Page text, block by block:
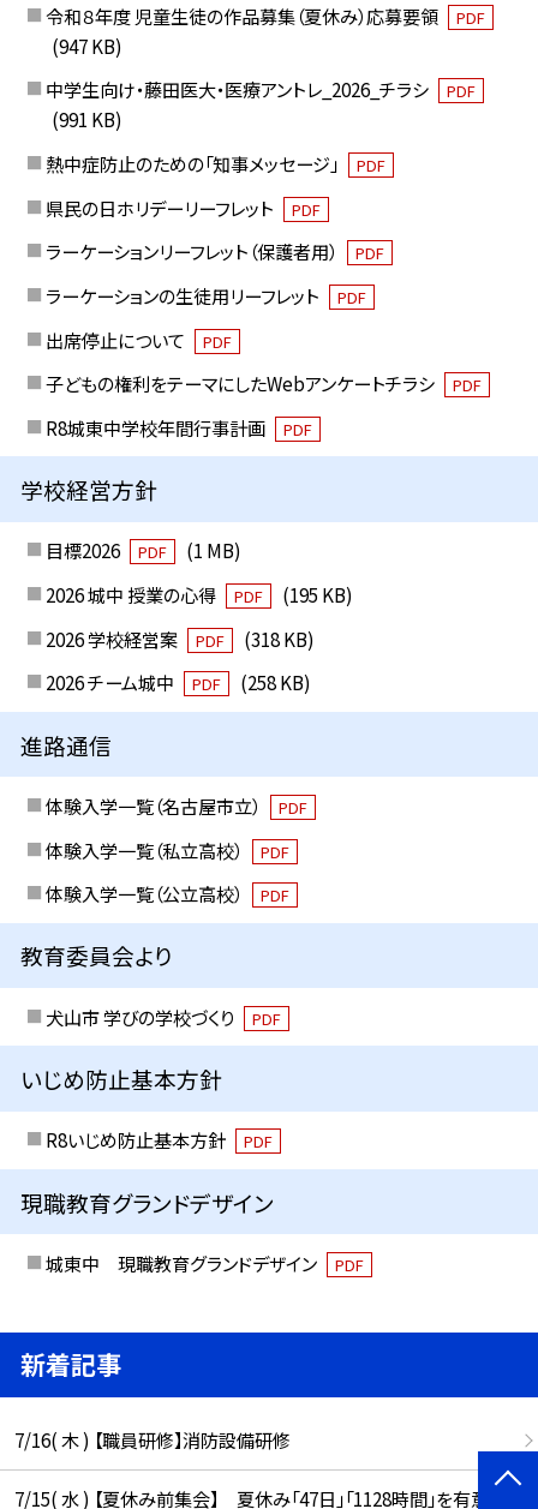
令和８年度 児童生徒の作品募集（夏休み）応募要領 PDF
(947 KB)
中学生向け・藤田医大・医療アントレ_2026_チラシ
PDF
(991 KB)
熱中症防止のための「知事メッセージ」
PDF
県民の日ホリデーリーフレット PDF
ラーケーションリーフレット（保護者用） PDF
ラーケーションの生徒用リーフレット PDF
出席停止について PDF
子どもの権利をテーマにしたWebアンケートチラシ PDF
R8城東中学校年間行事計画 PDF
学校経営方針
目標2026 PDF
(1 MB)
2026 城中 授業の心得
PDF
(195 KB)
2026 学校経営案
PDF
(318 KB)
2026 チーム城中
PDF (258 KB)
進路通信
体験入学一覧（名古屋市立） PDF
体験入学一覧（私立高校） PDF
体験入学一覧（公立高校） PDF
教育委員会より
犬山市 学びの学校づくり PDF
いじめ防止基本方針
R8いじめ防止基本方針 PDF
現職教育グランドデザイン
城東中 現職教育グランドデザイン PDF
新着記事
7/16( 木 ) 【職員研修】消防設備研修
7/15( 水 ) 【夏休み前集会】 夏休み「47日」「1128時間」を有意義